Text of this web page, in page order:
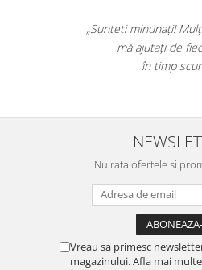
Accesorii prezentare
Table magnetice (whiteboard-uri)
Gadgeturi mobile
Adaptoare de calatorie
Baterii si acumulatori
Cabluri si conectivitate
Incarcatoare wireless
Incarcatoare cu fir si auto
„Sunteți minunați!
mă ajutați de
în timp
Nu rata ofertele si
Vreau sa primesc
magazinului. Afla mai